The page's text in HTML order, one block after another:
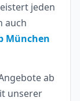
jeden
auch
München
ab
unserer